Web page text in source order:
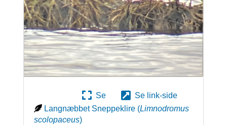
Se
Se link-side
Langnæbbet Sneppeklire (Limnodromus
scolopaceus)